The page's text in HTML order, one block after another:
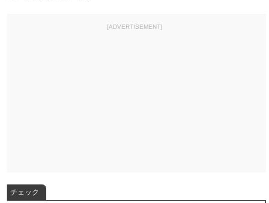
[ADVERTISEMENT]
チェック